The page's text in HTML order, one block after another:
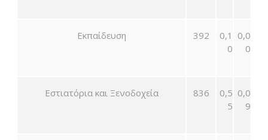
Εκπαίδευση 392
0,1
0
0,0
0
Εστιατόρια και Ξενοδοχεία 836
0,5
5
0,0
9